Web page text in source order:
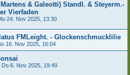
& Galeotti) Standl. & Steyerm.-
Vierfaden
24. Nov 2025, 13:30
FMLeight. - Glockenschmucklilie
16. Nov 2025, 16:04
Do 6. Nov 2025, 19:49